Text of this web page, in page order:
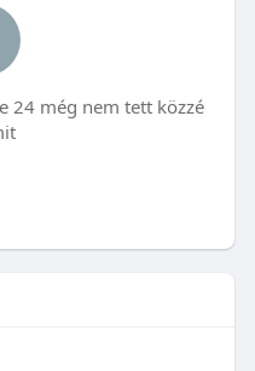
24 még nem tett közzé